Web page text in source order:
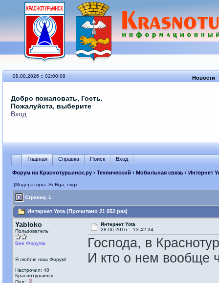
08.08.2026 :: 02:00:08 Новости
Добро пожаловать, Гость.
Пожалуйста, выберите
Вход
Главная Справка Поиск Вход
Форум на Краснотурьинск.ру› Технический › Мобильная связь› Интернет
(Модераторы: SeRga, evg)
Страниц: 1
Интернет Yota (Прочитано 21 052 раз)
Yabloko
Пользователь
Вне Форума
Я люблю наш Форум!
Настрочил: 40
Краснотурьинск
Пол:
Интернет Yota
28.06.2016 :: 13:42:34
Господа, в
И кто о нем вообще